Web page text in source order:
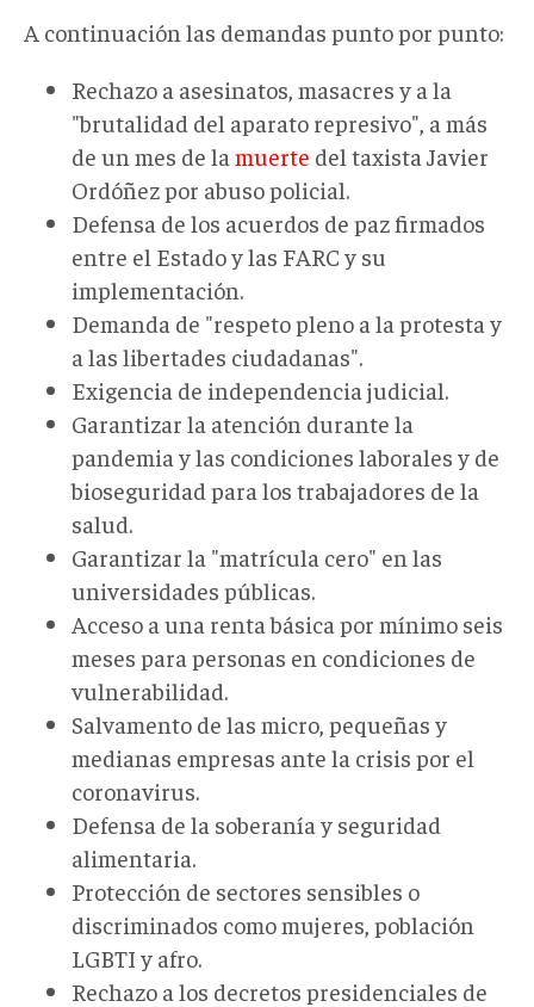
A continuación las demandas punto por punto:
Rechazo a asesinatos, masacres y a la
"brutalidad del aparato represivo", a más
de un mes de la muerte del taxista Javier
Ordóñez por abuso policial.
Defensa de los acuerdos de paz firmados
entre el Estado y las FARC y su
implementación.
Demanda de "respeto pleno a la protesta y
a las libertades ciudadanas".
Exigencia de independencia judicial.
Garantizar la atención durante la
pandemia y las condiciones laborales y de
bioseguridad para los trabajadores de la
salud.
Garantizar la "matrícula cero" en las
universidades públicas.
Acceso a una renta básica por mínimo seis
meses para personas en condiciones de
vulnerabilidad.
Salvamento de las micro, pequeñas y
medianas empresas ante la crisis por el
coronavirus.
Defensa de la soberanía y seguridad
alimentaria.
Protección de sectores sensibles o
discriminados como mujeres, población
LGBTI y afro.
Rechazo a los decretos presidenciales de